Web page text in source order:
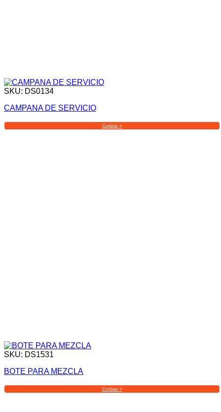
SKU: DS0134
CAMPANA DE SERVICIO
Cotizar +
SKU: DS1531
BOTE PARA MEZCLA
Cotizar +